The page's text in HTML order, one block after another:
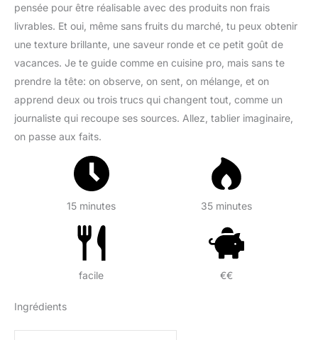
pensée pour être réalisable avec des produits non frais
livrables. Et oui, même sans fruits du marché, tu peux obtenir
une texture brillante, une saveur ronde et ce petit goût de
vacances. Je te guide comme en cuisine pro, mais sans te
prendre la tête: on observe, on sent, on mélange, et on
apprend deux ou trois trucs qui changent tout, comme un
journaliste qui recoupe ses sources. Allez, tablier imaginaire,
on passe aux faits.
15 minutes 35 minutes
facile €€
Ingrédients